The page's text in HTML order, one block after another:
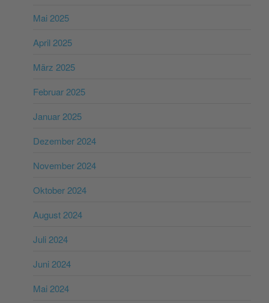
Mai 2025
April 2025
März 2025
Februar 2025
Januar 2025
Dezember 2024
November 2024
Oktober 2024
August 2024
Juli 2024
Juni 2024
Mai 2024